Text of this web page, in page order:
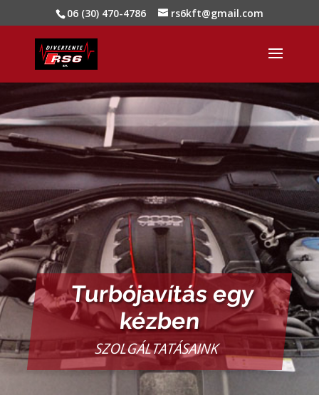
06 (30) 470-4786 rs6kft@gmail.com
Turbójavítás egy
kézben
SZOLGÁLTATÁSAINK